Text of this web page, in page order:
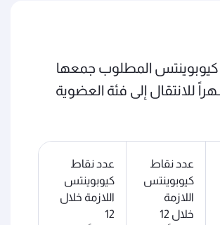
المطلوب جمعها
12 شهراً للانتقال إلى فئة العضوية
عدد نقاط
كيوبوينتس
اللازمة
خلال 12
عدد نقاط
كيوبوينتس
اللازمة خلال
12